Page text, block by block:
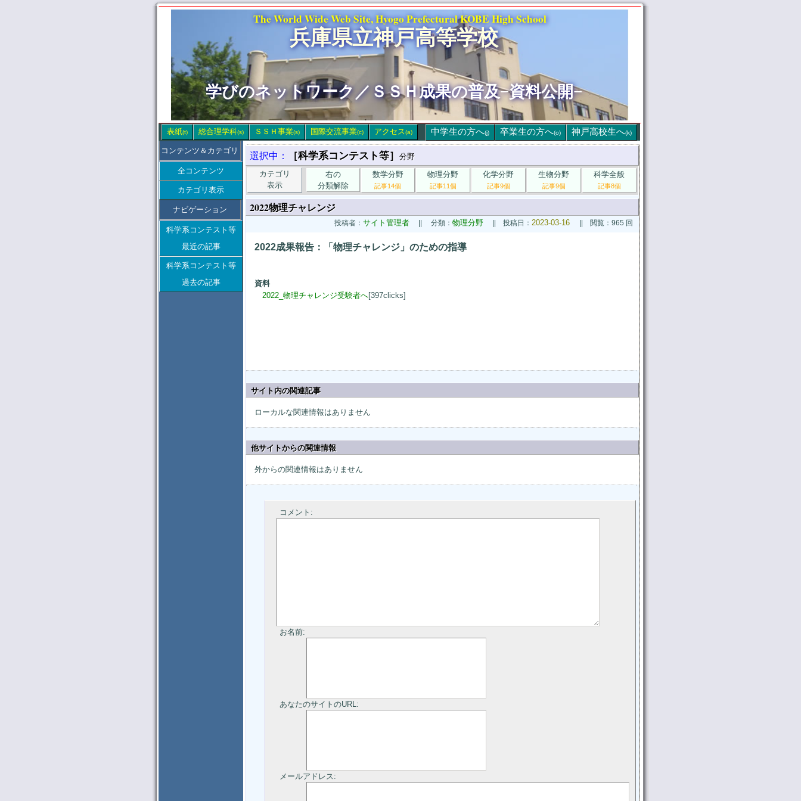
The World Wide Web Site, Hyogo Prefectural KOBE High School
兵庫県立神戸高等学校
学びのネットワーク／ＳＳＨ成果の普及−資料公開−
表紙(t) 総合理学科(s) ＳＳＨ事業(s) 国際交流事業(c) アクセス(a) 神戸高校生へ(k)
卒業生の方へ(o)
中学生の方へ(j)
コンテンツ＆カテゴリ
全コンテンツ
カテゴリ表示
ナビゲーション
科学系コンテスト等
最近の記事
科学系コンテスト等
過去の記事
選択中： ［科学系コンテスト等］ 分野
カテゴリ
表示
右の
分類解除
数学分野
記事14個
物理分野
記事11個
化学分野
記事9個
生物分野
記事9個
科学全般
記事8個
2022物理チャレンジ
投稿者： サイト管理者 || 分類： 物理分野 || 投稿日： 2023-03-16 || 閲覧：965 回
2022成果報告：「物理チャレンジ」のための指導
資料
2022_物理チャレンジ受験者へ[397clicks]
サイト内の関連記事
ローカルな関連情報はありません
他サイトからの関連情報
外からの関連情報はありません
コメント:
お名前:
あなたのサイトのURL:
メールアドレス: